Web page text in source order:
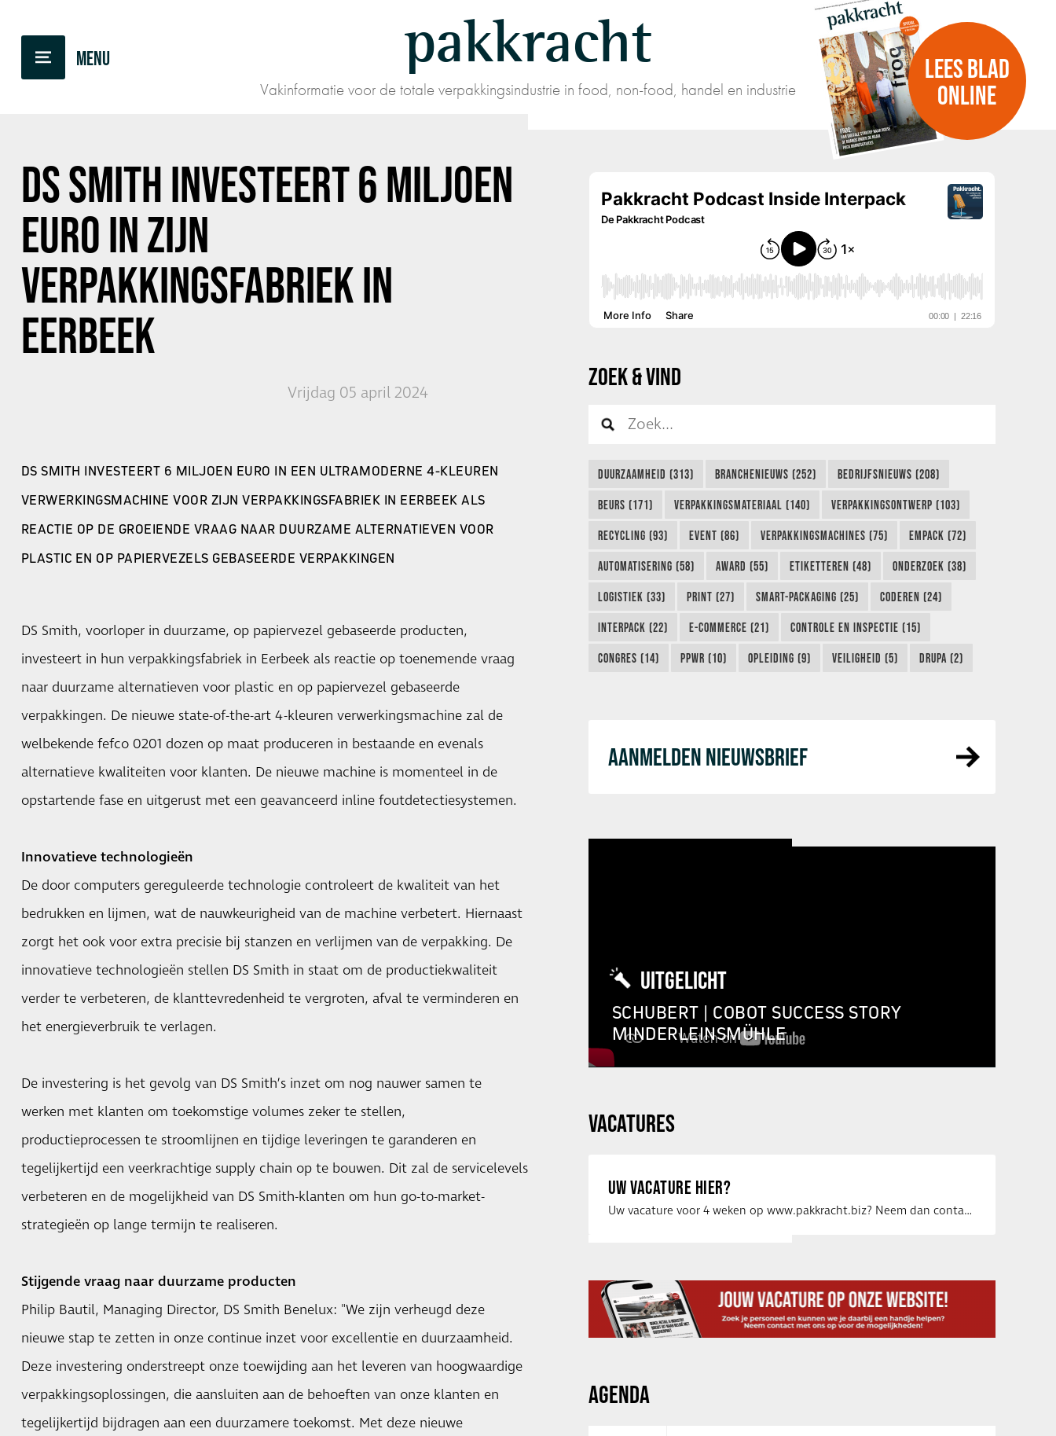
pakkracht
Vakinformatie voor de totale verpakkingsindustrie in food, non-food, handel en industrie
LEES BLAD
ONLINE
DS SMITH INVESTEERT 6 MILJOEN
EURO IN ZIJN
VERPAKKINGSFABRIEK IN
EERBEEK
Vrijdag 05 april 2024
DS SMITH INVESTEERT 6 MILJOEN EURO IN EEN ULTRAMODERNE 4-KLEUREN
VERWERKINGSMACHINE VOOR ZIJN VERPAKKINGSFABRIEK IN EERBEEK ALS
REACTIE OP DE GROEIENDE VRAAG NAAR DUURZAME ALTERNATIEVEN VOOR
PLASTIC EN OP PAPIERVEZELS GEBASEERDE VERPAKKINGEN
DS Smith, voorloper in duurzame, op papiervezel gebaseerde producten,
investeert in hun verpakkingsfabriek in Eerbeek als reactie op toenemende vraag
naar duurzame alternatieven voor plastic en op papiervezel gebaseerde
verpakkingen. De nieuwe state-of-the-art 4-kleuren verwerkingsmachine zal de
welbekende fefco 0201 dozen op maat produceren in bestaande en evenals
alternatieve kwaliteiten voor klanten. De nieuwe machine is momenteel in de
opstartende fase en uitgerust met een geavanceerd inline foutdetectiesystemen.
Innovatieve technologieën
De door computers gereguleerde technologie controleert de kwaliteit van het
bedrukken en lijmen, wat de nauwkeurigheid van de machine verbetert. Hiernaast
zorgt het ook voor extra precisie bij stanzen en verlijmen van de verpakking. De
innovatieve technologieën stellen DS Smith in staat om de productiekwaliteit
verder te verbeteren, de klanttevredenheid te vergroten, afval te verminderen en
het energieverbruik te verlagen.
De investering is het gevolg van DS Smith’s inzet om nog nauwer samen te
werken met klanten om toekomstige volumes zeker te stellen,
productieprocessen te stroomlijnen en tijdige leveringen te garanderen en
tegelijkertijd een veerkrachtige supply chain op te bouwen. Dit zal de servicelevels
verbeteren en de mogelijkheid van DS Smith-klanten om hun go-to-market-
strategieën op lange termijn te realiseren.
Stijgende vraag naar duurzame producten
Philip Bautil, Managing Director, DS Smith Benelux: "We zijn verheugd deze
nieuwe stap te zetten in onze continue inzet voor excellentie en duurzaamheid.
Deze investering onderstreept onze toewijding aan het leveren van hoogwaardige
verpakkingsoplossingen, die aansluiten aan de behoeften van onze klanten en
tegelijkertijd bijdragen aan een duurzamere toekomst. Met deze nieuwe
ZOEK & VIND
DUURZAAMHEID (313) BRANCHENIEUWS (252) BEDRIJFSNIEUWS (208)
BEURS (171) VERPAKKINGSMATERIAAL (140) VERPAKKINGSONTWERP (103)
RECYCLING (93) EVENT (86) VERPAKKINGSMACHINES (75) EMPACK (72)
AUTOMATISERING (58) AWARD (55) ETIKETTEREN (48) ONDERZOEK (38)
LOGISTIEK (33) PRINT (27) SMART-PACKAGING (25) CODEREN (24)
INTERPACK (22) E-COMMERCE (21) CONTROLE EN INSPECTIE (15)
CONGRES (14) PPWR (10) OPLEIDING (9) VEILIGHEID (5) DRUPA (2)
AANMELDEN NIEUWSBRIEF
UITGELICHT
SCHUBERT | COBOT SUCCESS STORY
MINDERLEINSMÜHLE
VACATURES
UW VACATURE HIER?
Uw vacature voor 4 weken op www.pakkracht.biz? Neem dan contact op met Yannick van …
AGENDA